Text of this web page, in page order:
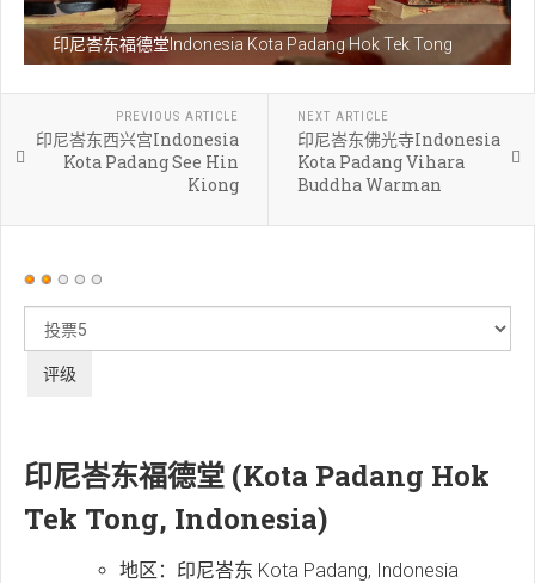
印尼峇东福德堂Indonesia Kota Padang Hok Tek Tong
PREVIOUS ARTICLE
印尼峇东西兴宫Indonesia
Kota Padang See Hin
Kiong
NEXT ARTICLE
印尼峇东佛光寺Indonesia
Kota Padang Vihara
Buddha Warman
用
价：2/
评
印尼峇东福德堂 (Kota Padang Hok
Tek Tong, Indonesia)
地区：印尼峇东 Kota Padang, Indonesia